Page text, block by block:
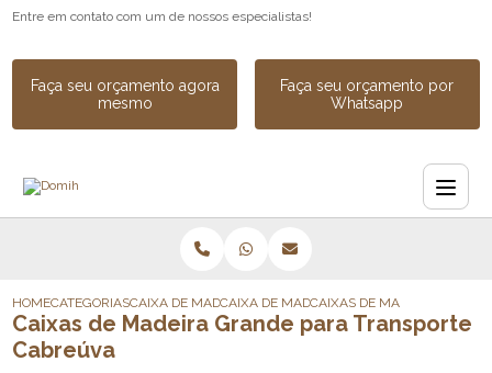
Entre em contato com um de nossos especialistas!
Faça seu orçamento agora
mesmo
Faça seu orçamento por
Whatsapp
HOMECATEGORIASCAIXA DE MADEIRACAIXA DE MADEIRA PARA EXPORTACAO
CAIXAS DE MADEIRA
Caixas de Madeira Grande para Transporte
Cabreúva